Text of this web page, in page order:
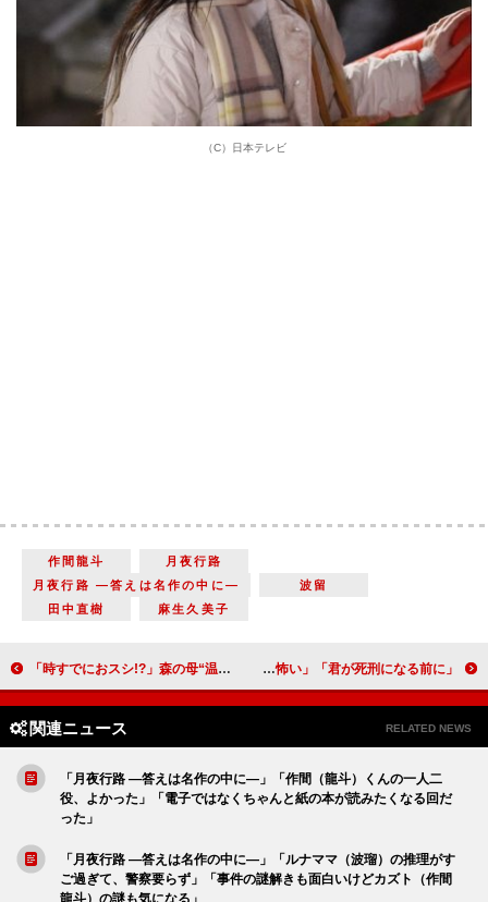
（C）日本テレビ
作間龍斗
月夜行路
月夜行路 ―答えは名作の中に―
波留
田中直樹
麻生久美子
「時すでにおスシ!?」森の母“温子”佐藤江梨子の登場に反響 「ヤンキー母がしっくりくる」「熱血破天荒ママが良かった」 「君が死刑になる前に」「怪しい凛ちゃん（与田祐希）。かわいいけど怖い」「競馬のくだりめっちゃ面白かった」
関連ニュース RELATED NEWS
「月夜行路 ―答えは名作の中に―」「作間（龍斗）くんの一人二
役、よかった」「電子ではなくちゃんと紙の本が読みたくなる回だ
った」
「月夜行路 ―答えは名作の中に―」「ルナママ（波瑠）の推理がす
ご過ぎて、警察要らず」「事件の謎解きも面白いけどカズト（作間
龍斗）の謎も気になる」